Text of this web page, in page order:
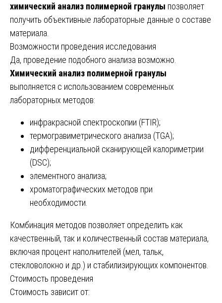
химический анализ полимерной гранулы позволяет
получить объективные лабораторные данные о составе
материала.
Возможности проведения исследования
Да, проведение подобного анализа возможно.
Химический анализ полимерной гранулы
выполняется с использованием современных
лабораторных методов:
инфракрасной спектроскопии (FTIR);
термогравиметрического анализа (TGA);
дифференциальной сканирующей калориметрии
(DSC);
элементного анализа;
хроматографических методов при
необходимости.
Комбинация методов позволяет определить как
качественный, так и количественный состав материала,
включая процент наполнителей (мел, тальк,
стекловолокно и др.) и стабилизирующих компонентов.
Стоимость проведения
Стоимость зависит от: